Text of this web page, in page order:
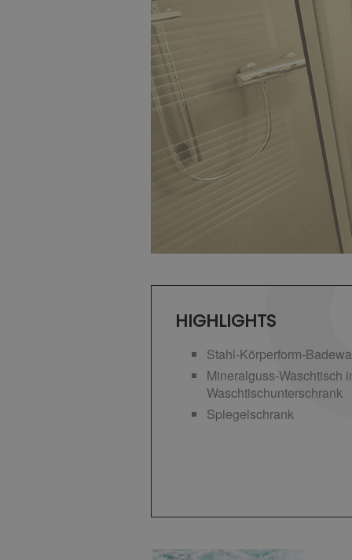
HIGHLIGHTS
Stahl-Körperform-
Mineralguss-Waschtisch
Waschtischunterschrank
Spiegelschrank